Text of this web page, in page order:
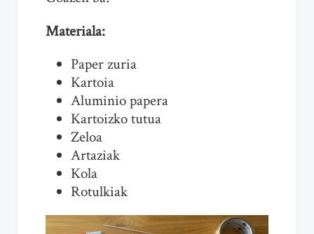
Materiala:
Paper zuria
Kartoia
Aluminio papera
Kartoizko tutua
Zeloa
Artaziak
Kola
Rotulkiak